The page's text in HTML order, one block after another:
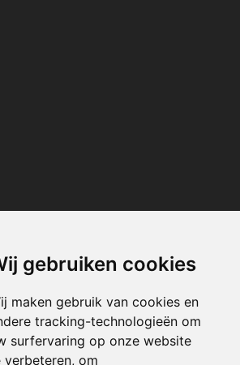
gebruiken cookies
maken gebruik van cookies en
tracking-technologieën om
surfervaring op onze website
verbeteren, om
media